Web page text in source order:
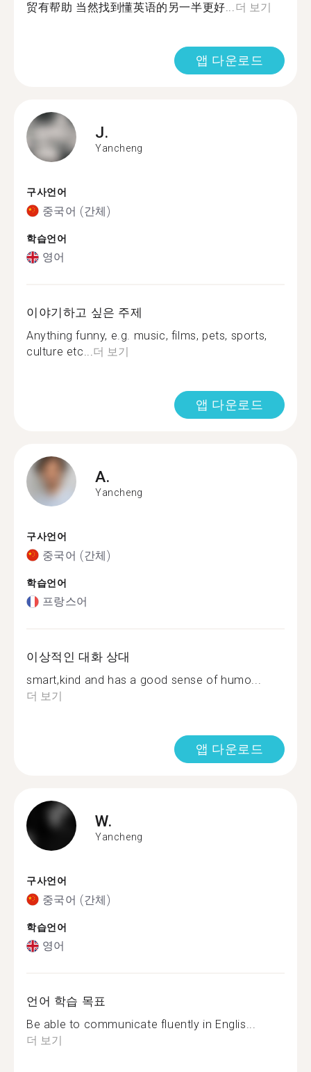
贸有帮助 当然找到懂英语的另一半更好...더 보기
앱 다운로드
J.
Yancheng
구사언어
중국어 (간체)
학습언어
영어
이야기하고 싶은 주제
Anything funny, e.g. music, films, pets, sports,
culture etc...더 보기
앱 다운로드
A.
Yancheng
구사언어
중국어 (간체)
학습언어
프랑스어
이상적인 대화 상대
smart,kind and has a good sense of humo...
더 보기
앱 다운로드
W.
Yancheng
구사언어
중국어 (간체)
학습언어
영어
언어 학습 목표
Be able to communicate fluently in Englis...
더 보기